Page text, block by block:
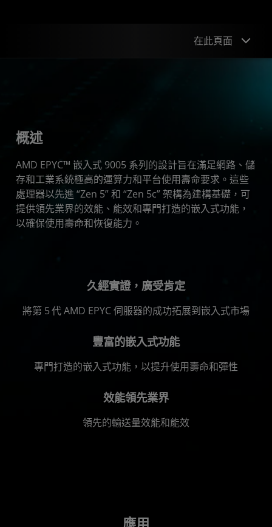
在此頁面
開始
概述
AMD EPYC™ 嵌入式 9005 系列的設計旨在滿足網路、儲
存和工業系統極高的運算力和平台使用壽命要求。這些
處理器以先進 “Zen 5” 和 “Zen 5c” 架構為建構基礎，可
提供領先業界的效能、能效和專門打造的嵌入式功能，
以確保使用壽命和恢復能力。
久經實證，廣受肯定
將第 5代 AMD EPYC 伺服器的成功拓展到嵌入式市場
豐富的嵌入式功能
專門打造的嵌入式功能，以提升使用壽命和彈性
效能領先業界
領先的輸送量效能和能效